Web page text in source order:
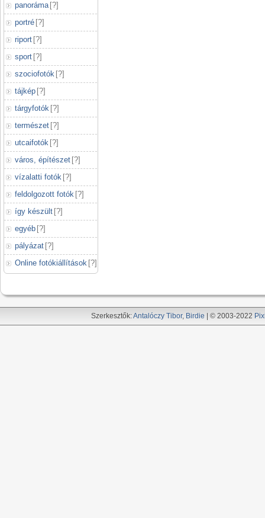
panoráma [?]
portré [?]
riport [?]
sport [?]
szociofotók [?]
tájkép [?]
tárgyfotók [?]
természet [?]
utcaifotók [?]
város, építészet [?]
vízalatti fotók [?]
feldolgozott fotók [?]
így készült [?]
egyéb [?]
pályázat [?]
Online fotókiállítások [?]
Szerkesztők:Antalóczy Tibor, Birdie | © 2003-2022